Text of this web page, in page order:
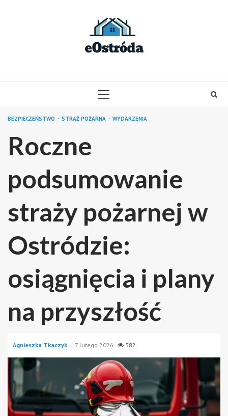
PRIMARY
BEZPIECZEŃSTWO STRAŻ POŻARNA WYDARZENIA
Roczne
podsumowanie
straży pożarnej w
Ostródzie:
osiągnięcia i plany
na przyszłość
Agnieszka Tkaczyk 17 lutego 2026 382